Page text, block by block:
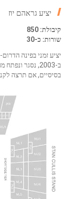
יציע גראהם יוז
קיבולת: 850
שורות: כ-30
יציע זמני בפינה
בסיסיים, אם תרצה